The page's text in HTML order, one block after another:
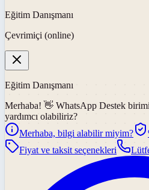
Eğitim Danışmanı
Çevrimiçi (online)
Eğitim Danışmanı
Merhaba! 👋 WhatsApp Destek
yardımcı olabiliriz?
Merhaba, bilgi alabilir miyim?
Fiyat ve taksit seçenekleri